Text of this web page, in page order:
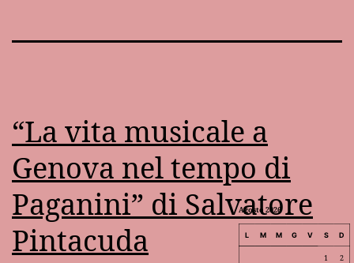
“La vita musicale a
Genova nel tempo di
Paganini” di Salvatore
Pintacuda
Agosto 2026
L M M G V S D
1 2